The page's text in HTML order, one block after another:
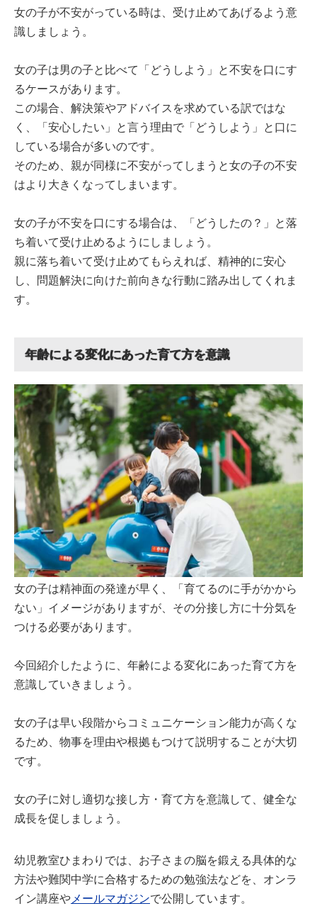
女の子が不安がっている時は、受け止めてあげるよう意
識しましょう。
女の子は男の子と比べて「どうしよう」と不安を口にす
るケースがあります。
この場合、解決策やアドバイスを求めている訳ではな
く、「安心したい」と言う理由で「どうしよう」と口に
している場合が多いのです。
そのため、親が同様に不安がってしまうと女の子の不安
はより大きくなってしまいます。
女の子が不安を口にする場合は、「どうしたの？」と落
ち着いて受け止めるようにしましょう。
親に落ち着いて受け止めてもらえれば、精神的に安心
し、問題解決に向けた前向きな行動に踏み出してくれま
す。
年齢による変化にあった育て方を意識
女の子は精神面の発達が早く、「育てるのに手がかから
ない」イメージがありますが、その分接し方に十分気を
つける必要があります。
今回紹介したように、年齢による変化にあった育て方を
意識していきましょう。
女の子は早い段階からコミュニケーション能力が高くな
るため、物事を理由や根拠もつけて説明することが大切
です。
女の子に対し適切な接し方・育て方を意識して、健全な
成長を促しましょう。
幼児教室ひまわりでは、お子さまの脳を鍛える具体的な
方法や難関中学に合格するための勉強法などを、オンラ
イン講座や メールマガジンで公開しています。